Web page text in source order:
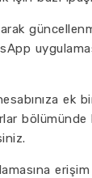
ek
erişim